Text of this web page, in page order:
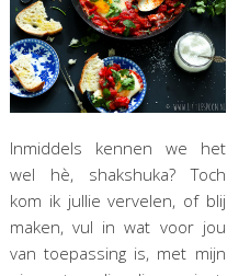
Inmiddels kennen we het
wel hè, shakshuka? Toch
kom ik jullie vervelen, of blij
maken, vul in wat voor jou
van toepassing is, met mijn